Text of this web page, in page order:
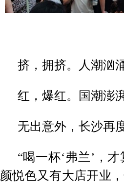
挤，拥挤。人潮汹
红，爆红。国潮澎
无出意外，长沙再
“喝一杯‘弗兰’，
颜悦色又有大店开业